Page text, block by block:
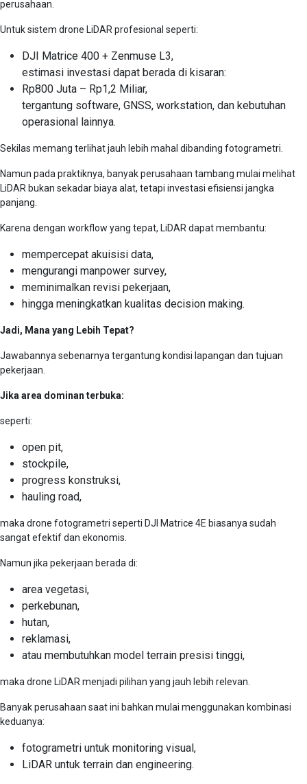
perusahaan.
Untuk sistem drone LiDAR profesional seperti:
DJI Matrice 400 + Zenmuse L3,
estimasi investasi dapat berada di kisaran:
Rp800 Juta – Rp1,2 Miliar,
tergantung software, GNSS, workstation, dan kebutuhan
operasional lainnya.
Sekilas memang terlihat jauh lebih mahal dibanding fotogrametri.
Namun pada praktiknya, banyak perusahaan tambang mulai melihat
LiDAR bukan sekadar biaya alat, tetapi investasi efisiensi jangka
panjang.
Karena dengan workflow yang tepat, LiDAR dapat membantu:
mempercepat akuisisi data,
mengurangi manpower survey,
meminimalkan revisi pekerjaan,
hingga meningkatkan kualitas decision making.
Jadi, Mana yang Lebih Tepat?
Jawabannya sebenarnya tergantung kondisi lapangan dan tujuan
pekerjaan.
Jika area dominan terbuka:
seperti:
open pit,
stockpile,
progress konstruksi,
hauling road,
maka drone fotogrametri seperti DJI Matrice 4E biasanya sudah
sangat efektif dan ekonomis.
Namun jika pekerjaan berada di:
area vegetasi,
perkebunan,
hutan,
reklamasi,
atau membutuhkan model terrain presisi tinggi,
maka drone LiDAR menjadi pilihan yang jauh lebih relevan.
Banyak perusahaan saat ini bahkan mulai menggunakan kombinasi
keduanya:
fotogrametri untuk monitoring visual,
LiDAR untuk terrain dan engineering.